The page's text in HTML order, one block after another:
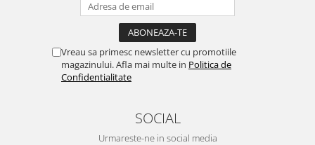
Vreau sa primesc newsletter cu promotiile
magazinului. Afla mai multe in Politica de
Confidentialitate
SOCIAL
Urmareste-ne in social media